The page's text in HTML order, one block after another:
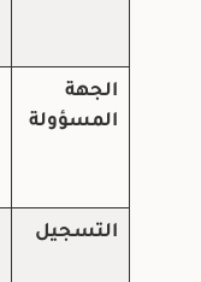
الجهة
المسؤولة
التسجيل